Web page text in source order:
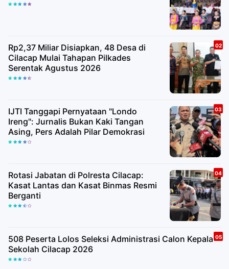
Rp2,37 Miliar Disiapkan, 48 Desa di
Cilacap Mulai Tahapan Pilkades
Serentak Agustus 2026
IJTI Tanggapi Pernyataan "Londo
Ireng": Jurnalis Bukan Kaki Tangan
Asing, Pers Adalah Pilar Demokrasi
Rotasi Jabatan di Polresta Cilacap:
Kasat Lantas dan Kasat Binmas Resmi
Berganti
508 Peserta Lolos Seleksi Administrasi Calon Kepala
Sekolah Cilacap 2026